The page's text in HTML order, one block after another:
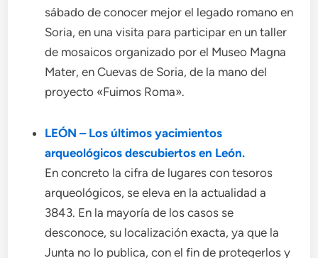
sábado de conocer mejor el legado romano en
Soria, en una visita para participar en un taller
de mosaicos organizado por el Museo Magna
Mater, en Cuevas de Soria, de la mano del
proyecto «Fuimos Roma».
LEÓN – Los últimos yacimientos
arqueológicos descubiertos en León.
En concreto la cifra de lugares con tesoros
arqueológicos, se eleva en la actualidad a
3843. En la mayoría de los casos se
desconoce, su localización exacta, ya que la
Junta no lo publica, con el fin de protegerlos y